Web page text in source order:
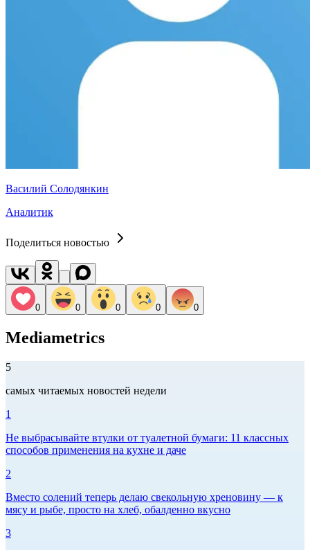
Василий Солодянкин
Аналитик
Поделиться новостью
0 0 0 0 0
Mediametrics
5
самых читаемых новостей недели
1
Не выбрасывайте втулки от туалетной бумаги: 11 классных
способов применения на кухне и даче
2
Вместо солений теперь делаю свекольную хреновину — к
мясу и рыбе, просто на хлеб, обалденно вкусно
3